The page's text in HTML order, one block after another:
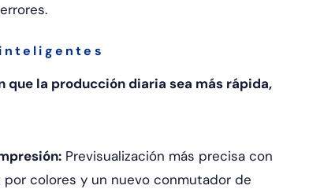
que la producción diaria sea más rápida,
Previsualización más precisa con
colores y un nuevo conmutador de